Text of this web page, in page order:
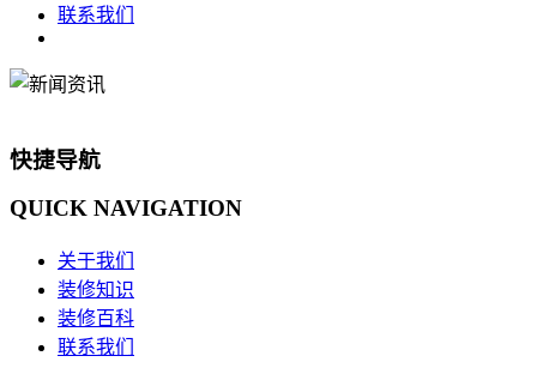
联系我们
快捷导航
QUICK NAVIGATION
关于我们
装修知识
装修百科
联系我们